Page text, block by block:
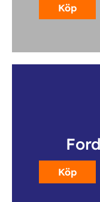
Köp
Köp